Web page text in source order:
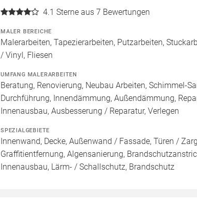
4.1 Sterne aus 7 Bewertungen
MALER BEREICHE
Malerarbeiten, Tapezierarbeiten, Putzarbeiten,
/ Vinyl, Fliesen
UMFANG MALERARBEITEN
Beratung, Renovierung, Neubau Arbeiten, Schimmel-
Durchführung, Innendämmung, Außendämmung,
Innenausbau, Ausbesserung / Reparatur, Verlegen
SPEZIALGEBIETE
Innenwand, Decke, Außenwand / Fassade, Türen /
Graffitientfernung, Algensanierung,
Innenausbau, Lärm- / Schallschutz, Brandschutz